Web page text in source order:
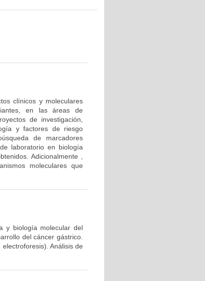
clínicos y moleculares
en las áreas de
de investigación,
y factores de riesgo
de marcadores
laboratorio en biología
Adicionalmente ,
moleculares que
y biología molecular del
del cáncer gástrico.
Análisis de